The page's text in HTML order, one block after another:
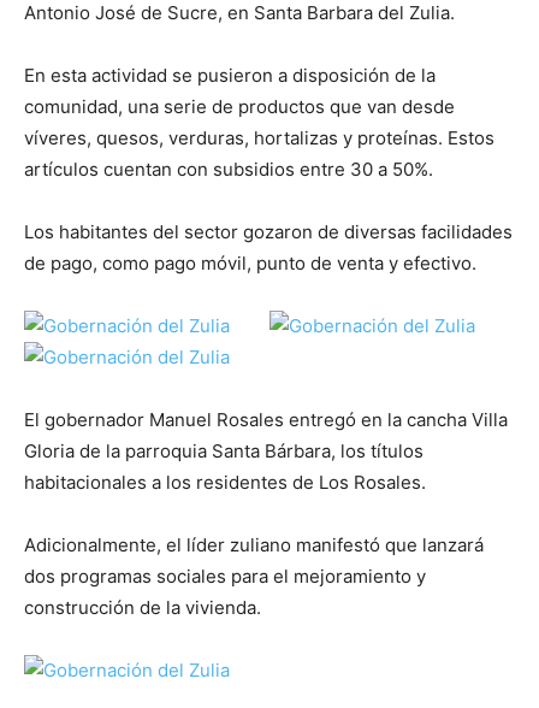
Antonio José de Sucre, en Santa Barbara del Zulia.
En esta actividad se pusieron a disposición de la
comunidad, una serie de productos que van desde
víveres, quesos, verduras, hortalizas y proteínas. Estos
artículos cuentan con subsidios entre 30 a 50%.
Los habitantes del sector gozaron de diversas facilidades
de pago, como pago móvil, punto de venta y efectivo.
El gobernador Manuel Rosales entregó en la cancha Villa
Gloria de la parroquia Santa Bárbara, los títulos
habitacionales a los residentes de Los Rosales.
Adicionalmente, el líder zuliano manifestó que lanzará
dos programas sociales para el mejoramiento y
construcción de la vivienda.